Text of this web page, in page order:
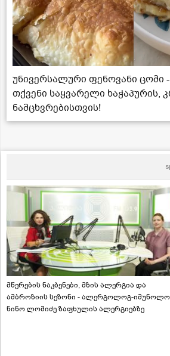
უნივერსალური ფენოვანი ცომი
თქვენი საყვარელი ხაჭაპურის,
ნამცხვრებისთვის!
მწერების ნაკბენები, მზის ალერგია და
ამბროზიის სეზონი - ალერგოლოგ-
ნინო ლომიძე ზაფხულის ალერგიებზე